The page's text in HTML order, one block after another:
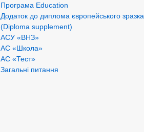
Програма Eduсation
Додаток до диплома європейського зразка
(Diploma supplement)
АСУ «ВНЗ»
АС «Школа»
АС «Тест»
Загальні питання